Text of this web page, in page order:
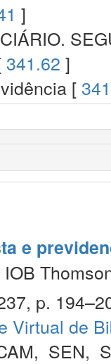
]
341.62 ]
[
e
p.
Virtual de
, SEN,